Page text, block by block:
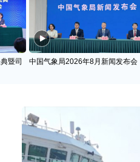
暨司
中国气象局2026年8月新闻发布会